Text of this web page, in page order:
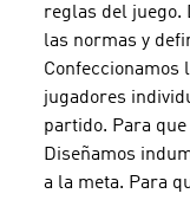
reglas del juego.
las normas y
Confeccionamos
jugadores
partido. Para
Diseñamos
a la meta. Para